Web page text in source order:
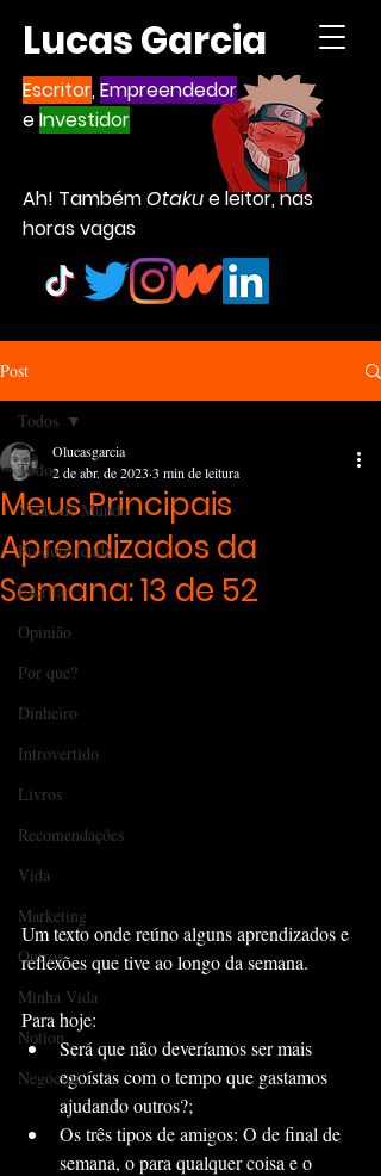
Lucas Garcia
Escritor,Empreendedor
eInvestidor
Ah! TambémOtakue leitor, nas
horas vagas
Post
Todos
Visão de Mundo
Produtividade
Escrita
Opinião
Por que?
Dinheiro
Introvertido
Livros
Recomendações
Vida
Marketing
Outros
Minha Vida
Notion
Negócios
Todos
Meus Principais
Aprendizados da
Semana: 13 de 52
Olucasgarcia
2 de abr. de 2023 3 min de leitura
Um texto onde reúno alguns aprendizados e
reflexões que tive ao longo da semana.
Para hoje:
Será que não deveríamos ser mais
egoístas com o tempo que gastamos
ajudando outros?;
Os três tipos de amigos: O de final de
semana, o para qualquer coisa e o